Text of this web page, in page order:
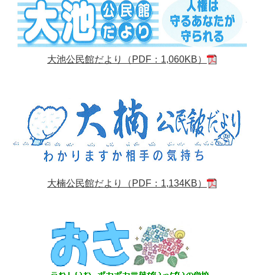
大池公民館だより（PDF：1,060KB）
大楠公民館だより（PDF：1,134KB）